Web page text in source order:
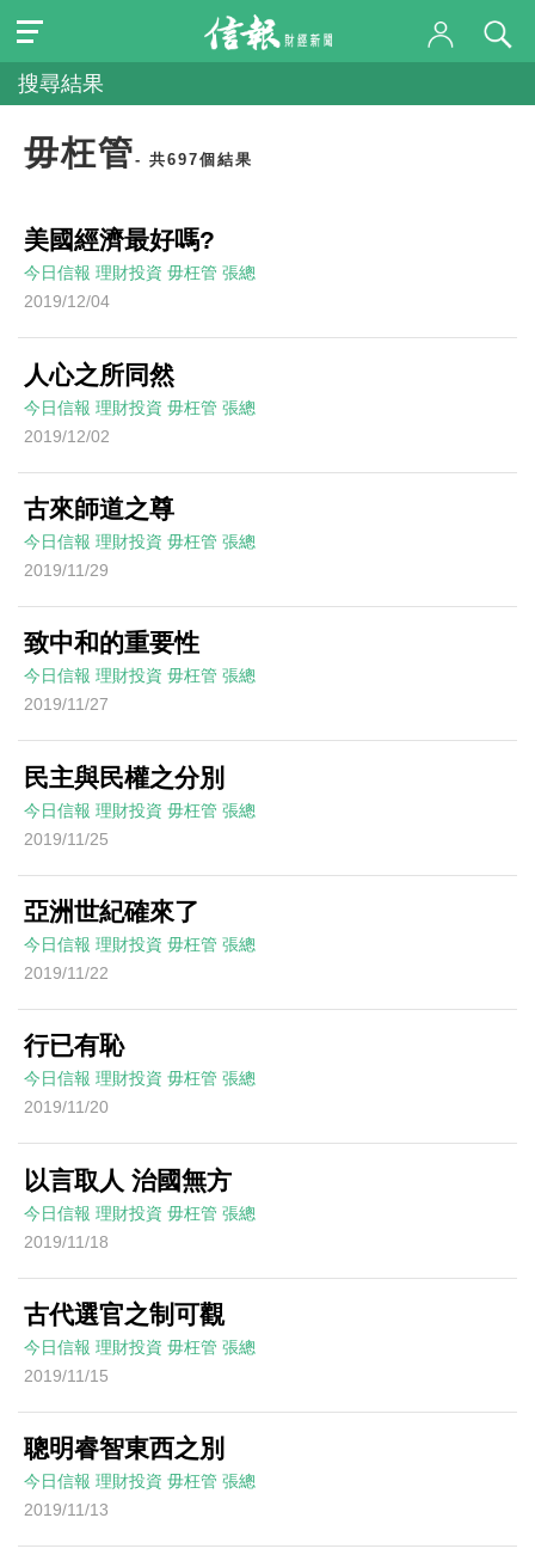
搜尋結果
毋枉管- 共697個結果
美國經濟最好嗎?
今日信報 理財投資 毋枉管 張總
2019/12/04
人心之所同然
今日信報 理財投資 毋枉管 張總
2019/12/02
古來師道之尊
今日信報 理財投資 毋枉管 張總
2019/11/29
致中和的重要性
今日信報 理財投資 毋枉管 張總
2019/11/27
民主與民權之分別
今日信報 理財投資 毋枉管 張總
2019/11/25
亞洲世紀確來了
今日信報 理財投資 毋枉管 張總
2019/11/22
行已有恥
今日信報 理財投資 毋枉管 張總
2019/11/20
以言取人 治國無方
今日信報 理財投資 毋枉管 張總
2019/11/18
古代選官之制可觀
今日信報 理財投資 毋枉管 張總
2019/11/15
聰明睿智東西之別
今日信報 理財投資 毋枉管 張總
2019/11/13